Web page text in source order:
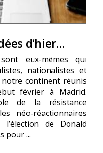
d’hier…
eux-mêmes qui
nationalistes et
notre continent réunis
février à Madrid.
de la résistance
néo-réactionnaires
l’élection de Donald
pour ...